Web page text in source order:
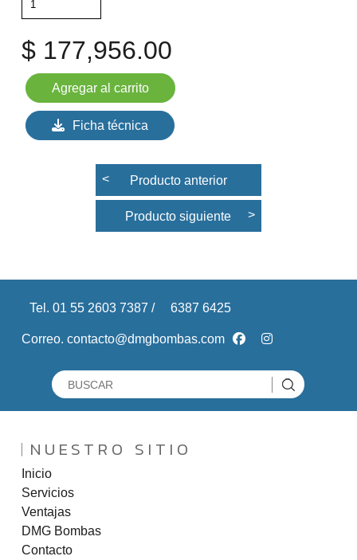
$ 177,956.00
Ficha técnica
Producto anterior
Producto siguiente
Tel. 01 55 2603 7387 / 6387 6425
Correo. contacto@dmgbombas.com
NUESTRO SITIO
Inicio
Servicios
Ventajas
DMG Bombas
Contacto